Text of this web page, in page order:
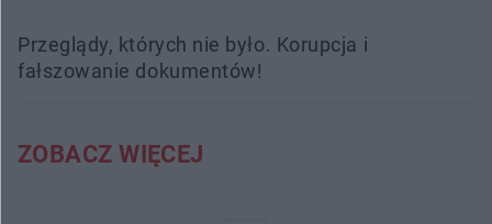
Przeglądy, których nie było. Korupcja i
fałszowanie dokumentów!
ZOBACZ WIĘCEJ